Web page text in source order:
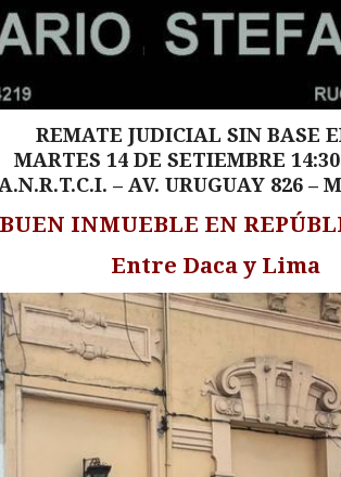
REMATE JUDICIAL SIN BASE
MARTES 14 DE SETIEMBRE
– AV. URUGUAY 826 –
BUEN INMUEBLE EN
Entre Daca y Lima